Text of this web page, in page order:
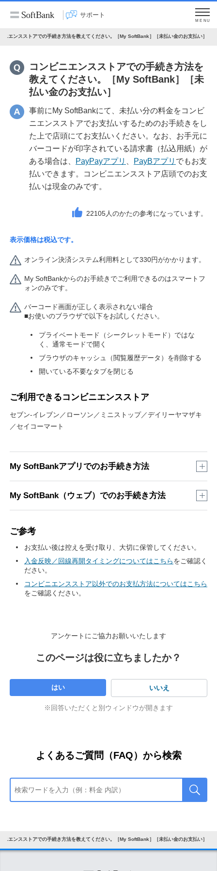
サポート
MENU
ニエンスストアでの手続き方法を教えてください。［My SoftBank］［未払い金のお支払い］
コンビニエンスストアでの手続き方法を
教えてください。［My SoftBank］［未
払い金のお支払い］
事前にMy SoftBankにて、未払い分の料金をコンビ
ニエンスストアでお支払いするためのお手続きをし
た上で店頭にてお支払いください。なお、お手元に
バーコードが印字されている請求書（払込用紙）が
ある場合は、
PayPayアプリ PayBアプリ でもお支
払いできます。コンビニエンスストア店頭でのお支
払いは現金のみです。
22105人のかたの参考になっています。
表示価格は税込です。
オンライン決済システム利用料として330円がかかります。
My SoftBankからのお手続きでご利用できるのはスマートフ
ォンのみです。
バーコード画面が正しく表示されない場合
■お使いのブラウザで以下をお試しください。
プライベートモード（シークレットモード）ではな
く、通常モードで開く
ブラウザのキャッシュ（閲覧履歴データ）を削除する
開いている不要なタブを閉じる
ご利用できるコンビニエンスストア
セブン-イレブン／ローソン／ミニストップ／デイリーヤマザキ
／セイコーマート
My SoftBankアプリでのお手続き方法
「My SoftBankアプリ 」をタップ
※
こちらのリンクからアクセスするとMy SoftBankア
後、「未払い金をお支払いください」の「詳しく
はこちら」をタップ
コンビニエンスストアでの未払い金のお支払上限
My SoftBank（ウェブ）でのお手続き方法
の項目がすぐに表示されます。
※
ソフトバンク回線をご利用中のスマートフォンな
ら、Wi-FiをOFFにすると自動ログインできます。
※
ログイン時のパスワードが不明なかたはこちらをご
確認ください。
ご参考
お支払い後は控えを受け取り、大切に保管してください。
入金反映／回線再開タイミングについてはこちらをご確認く
ださい。
コンビニエンスストア以外でのお支払方法についてはこちら
をご確認ください。
アンケートにご協力お願いいたします
このページは役に立ちましたか？
はい いいえ
※回答いただくと別ウィンドウが開きます
よくあるご質問（FAQ）から検索
ニエンスストアでの手続き方法を教えてください。［My SoftBank］［未払い金のお支払い］